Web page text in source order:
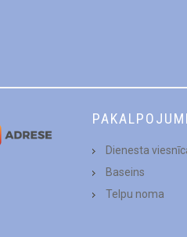
PAKALPOJUMI
Dienesta
Baseins
Telpu noma